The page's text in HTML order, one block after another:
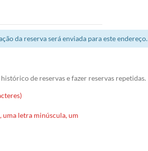
da reserva será enviada para este endereço.
de reservas e fazer reservas repetidas.
uma letra minúscula, um